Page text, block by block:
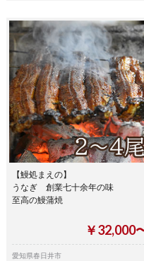
【鰻処まえの】
うなぎ 創業七十余年の味
至高の鰻蒲焼
￥32,000
愛知県春日井市